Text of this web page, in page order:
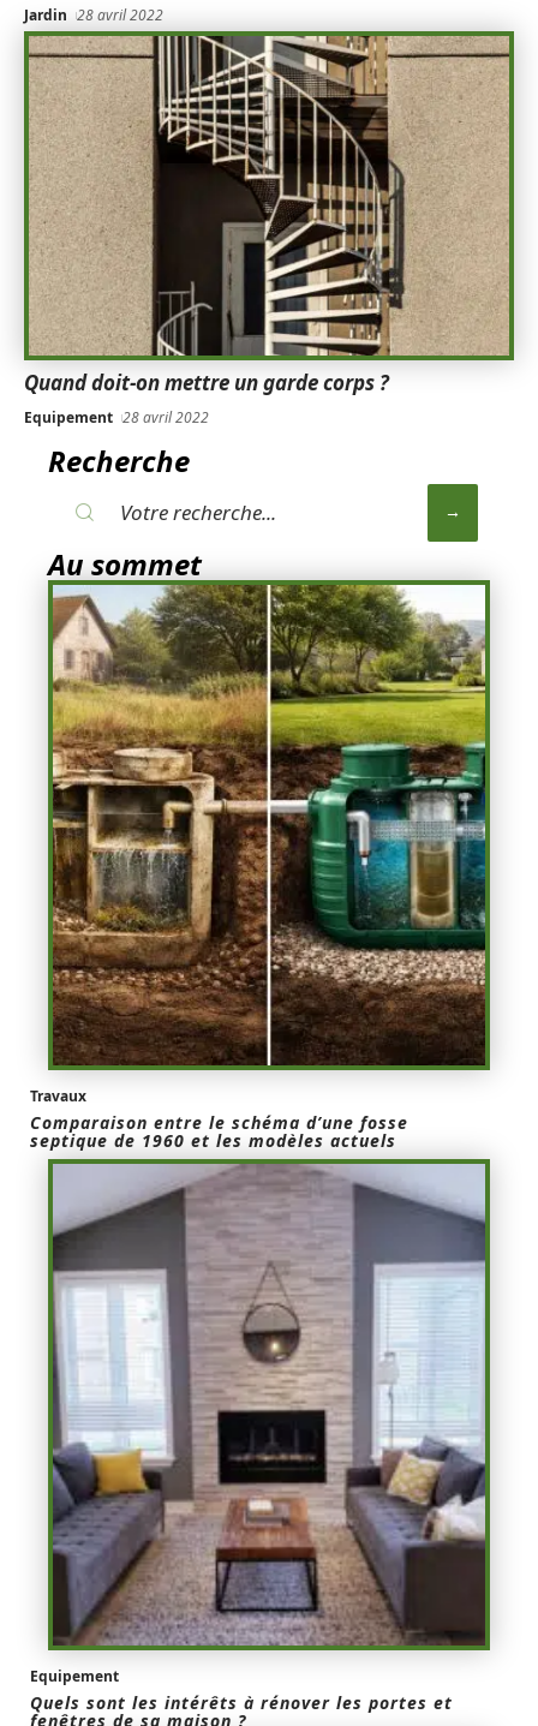
Jardin 28 avril 2022
Quand doit-on mettre un garde corps ?
Equipement 28 avril 2022
Recherche
Au sommet
Travaux
Comparaison entre le schéma d’une fosse
septique de 1960 et les modèles actuels
Equipement
Quels sont les intérêts à rénover les portes et
fenêtres de sa maison ?